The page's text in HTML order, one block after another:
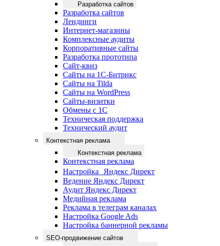
Разработка сайтов
Разработка сайтов
Лендинги
Интернет-магазины
Комплексные аудиты
Корпоративные сайты
Разработка прототипа
Сайт-квиз
Сайты на 1С-Битрикс
Сайты на Tilda
Сайты на WordPress
Сайты-визитки
Обмены с 1С
Техническая поддержка
Технический аудит
Контекстная реклама
Контекстная реклама
Контекстная реклама
Настройка Яндекс Директ
Ведение Яндекс Директ
Аудит Яндекс Директ
Медийная реклама
Реклама в телеграм каналах
Настройка Google Ads
Настройка баннерной рекламы
SEO-продвижение сайтов